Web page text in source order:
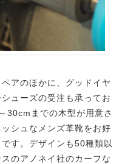
アのほかに、グッドイヤ
ューズの受注も承ってお
30cmまでの木型が用意さ
シュなメンズ革靴をお好
す。デザインも50種類以
のアノネイ社のカーフな